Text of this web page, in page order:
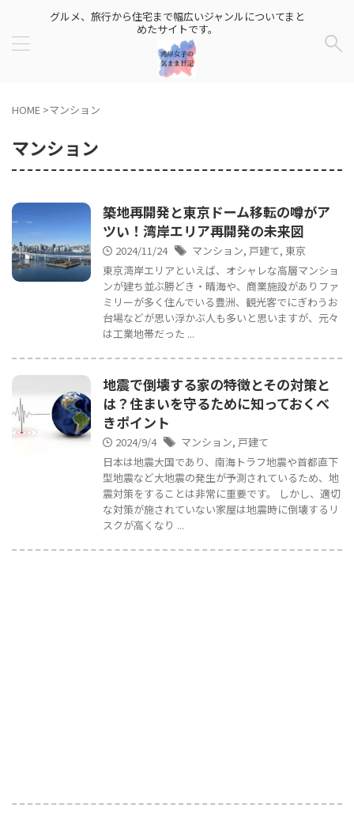
グルメ、旅行から住宅まで幅広いジャンルについてまと
めたサイトです。
HOME >マンション
マンション
築地再開発と東京ドーム移転の噂がア
ツい！湾岸エリア再開発の未来図
2024/11/24 マンション, 戸建て, 東京
東京湾岸エリアといえば、オシャレな高層マンショ
ンが建ち並ぶ勝どき・晴海や、商業施設がありファ
ミリーが多く住んでいる豊洲、観光客でにぎわうお
台場などが思い浮かぶ人も多いと思いますが、元々
は工業地帯だった ...
地震で倒壊する家の特徴とその対策と
は？住まいを守るために知っておくべ
きポイント
2024/9/4 マンション, 戸建て
日本は地震大国であり、南海トラフ地震や首都直下
型地震など大地震の発生が予測されているため、地
震対策をすることは非常に重要です。 しかし、適切
な対策が施されていない家屋は地震時に倒壊するリ
スクが高くなり ...